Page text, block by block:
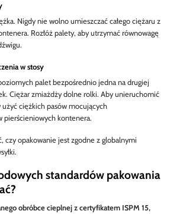
Nigdy nie wolno umieszczać całego ciężaru z
Rozłóż palety, aby utrzymać równowagę
w stosy
palet bezpośrednio jedna na drugiej
Ciężar zmiażdży dolne rolki. Aby unieruchomić
ciężkich pasów mocujących
pierścieniowych kontenera.
czy opakowanie jest zgodne z globalnymi
standardów pakowania
obróbce cieplnej z certyfikatem ISPM 15,